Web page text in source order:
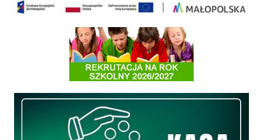
Informacja o terminach rekrutacji na rok szkolny 2026/2027
Międzyzakładowa Kasa Zapomogowo - Pożyczkowa